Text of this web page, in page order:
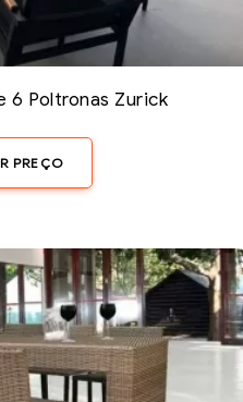
6 Poltronas Zurick
PREÇO